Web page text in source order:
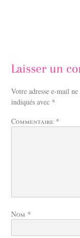
Laisser un
Votre adresse e-mail
indiqués avec *
Commentaire *
Nom *